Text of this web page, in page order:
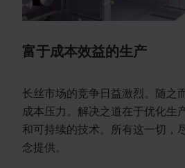
富于成本效益的生产
长丝市场的竞争日益激烈。随之
成本压力。解决之道在于优化生
和可持续的技术。所有这一切，
念提供。